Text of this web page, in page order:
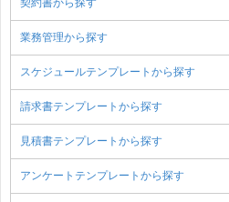
契約書から探す
業務管理から探す
スケジュールテンプレートから探す
請求書テンプレートから探す
見積書テンプレートから探す
アンケートテンプレートから探す